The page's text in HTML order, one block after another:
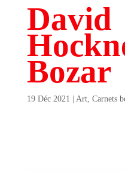
David
Bozar
19 Déc 2021 Art, Carnets